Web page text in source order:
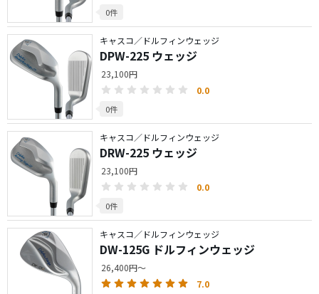
0件
キャスコ／ドルフィンウェッジ
DPW-225 ウェッジ
23,100円
0.0
0件
キャスコ／ドルフィンウェッジ
DRW-225 ウェッジ
23,100円
0.0
0件
キャスコ／ドルフィンウェッジ
DW-125G ドルフィンウェッジ
26,400円～
7.0